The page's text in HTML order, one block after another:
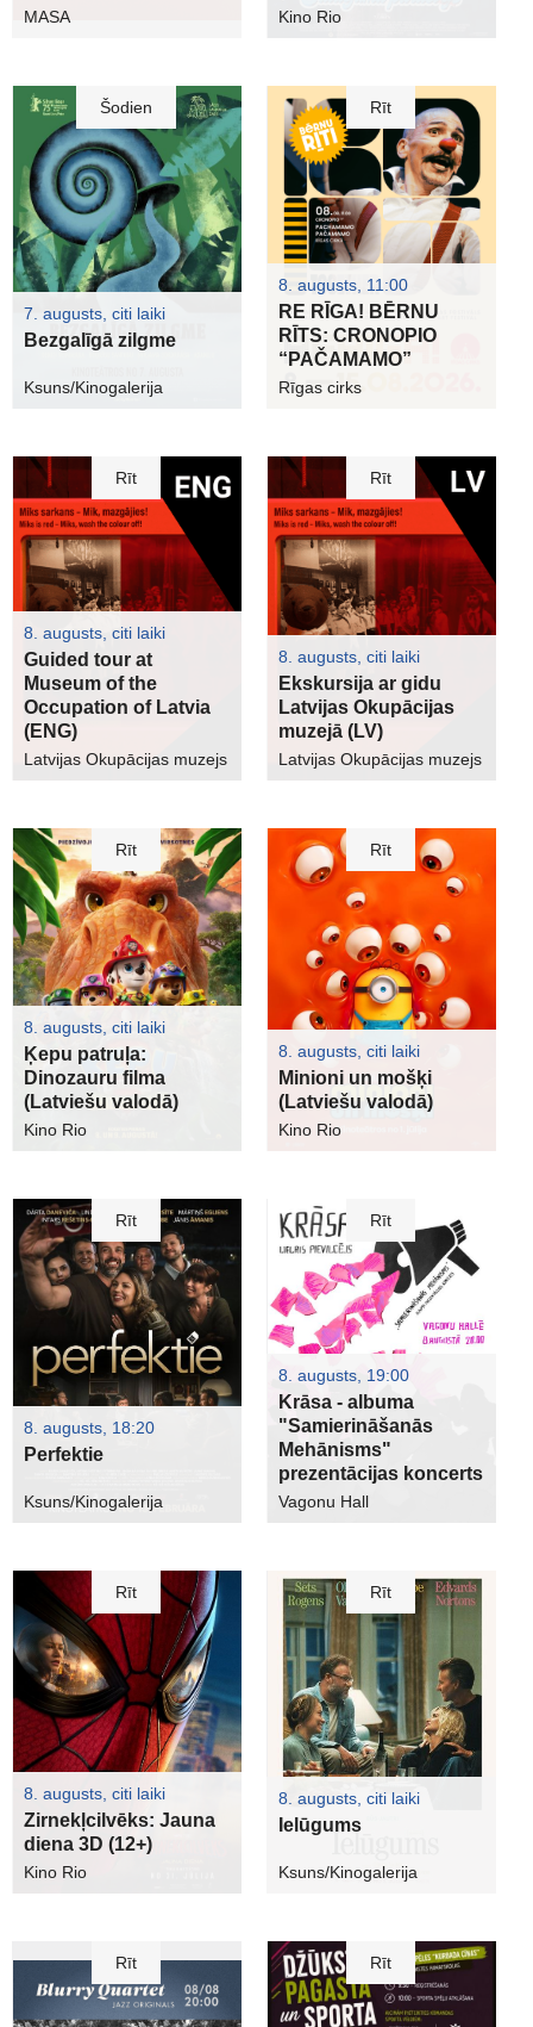
MASA Kino Rio
Šodien
7. augusts, citi laiki
Bezgalīgā zilgme
Ksuns/Kinogalerija
Rīt
8. augusts, 11:00
RE RĪGA! BĒRNU
RĪTS: CRONOPIO
“PAČAMAMO”
Rīgas cirks
Rīt
8. augusts, citi laiki
Guided tour at
Museum of the
Occupation of Latvia
(ENG)
Latvijas Okupācijas muzejs
Rīt
8. augusts, citi laiki
Ekskursija ar gidu
Latvijas Okupācijas
muzejā (LV)
Latvijas Okupācijas muzejs
Rīt
8. augusts, citi laiki
Ķepu patruļa:
Dinozauru filma
(Latviešu valodā)
Kino Rio
Rīt
8. augusts, citi laiki
Minioni un mošķi
(Latviešu valodā)
Kino Rio
Rīt
8. augusts, 18:20
Perfektie
Ksuns/Kinogalerija
Rīt
8. augusts, 19:00
Krāsa - albuma
"Samierināšanās
Mehānisms"
prezentācijas koncerts
Vagonu Hall
Rīt
8. augusts, citi laiki
Zirnekļcilvēks: Jauna
diena 3D (12+)
Kino Rio
Rīt
8. augusts, citi laiki
Ielūgums
Ksuns/Kinogalerija
Rīt Rīt